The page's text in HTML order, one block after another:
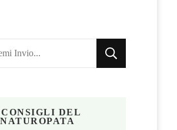
DEL
NATUROPATA